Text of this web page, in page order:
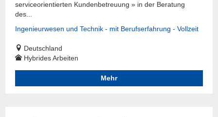
serviceorientierten Kundenbetreuung » in der Beratung
des...
Ingenieurwesen und Technik - mit Berufserfahrung - Vollzeit
Deutschland
Hybrides Arbeiten
Mehr